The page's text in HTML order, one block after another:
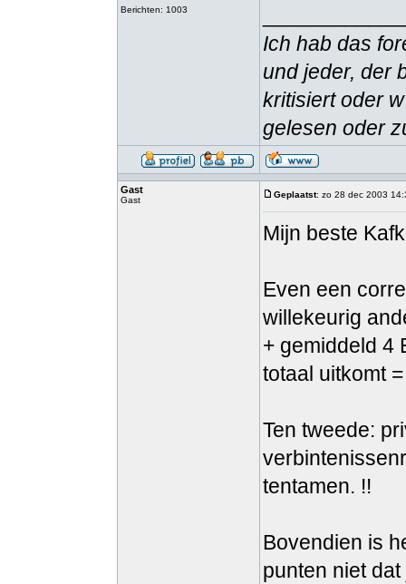
Berichten: 1003
Ich hab das
und jeder, der
kritisiert oder
gelesen oder
Gast
Gast
Geplaatst: zo 28 dec 2003
Mijn beste
Even een
willekeurig
+ gemiddeld 4
totaal uitkomt
Ten tweede:
tentamen. !!
Bovendien is
punten niet